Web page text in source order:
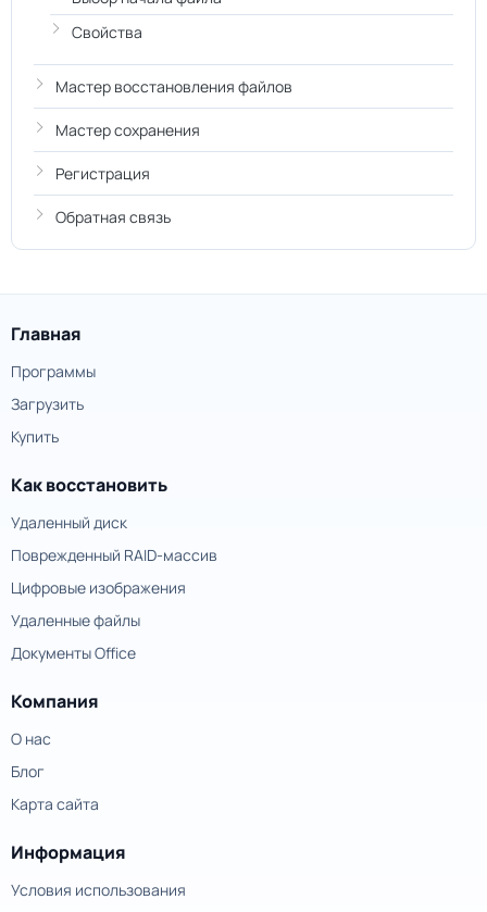
Свойства
Мастер восстановления файлов
Мастер сохранения
Регистрация
Обратная связь
Главная
Программы
Загрузить
Купить
Как восстановить
Удаленный диск
Поврежденный RAID-массив
Цифровые изображения
Удаленные файлы
Документы Office
Компания
О нас
Блог
Карта сайта
Информация
Условия использования